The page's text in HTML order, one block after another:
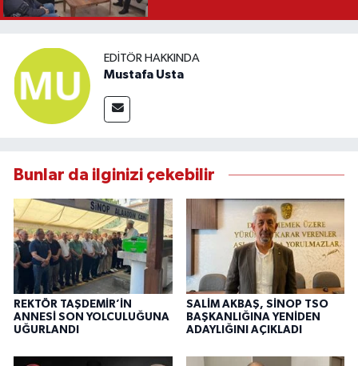
EDITÖR HAKKINDA
Mustafa Usta
Bunlar da ilginizi çekebilir
REKTÖR TAŞDEMİR’İN
ANNESİ SON YOLCULUĞUNA
UĞURLANDI
SALİM AKBAŞ, SİNOP TSO
BAŞKANLIĞINA YENİDEN
ADAYLIĞINI AÇIKLADI